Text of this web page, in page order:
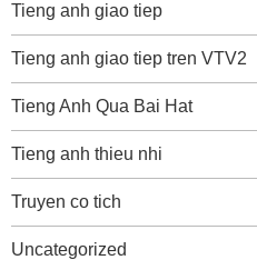
Tieng anh giao tiep
Tieng anh giao tiep tren VTV2
Tieng Anh Qua Bai Hat
Tieng anh thieu nhi
Truyen co tich
Uncategorized